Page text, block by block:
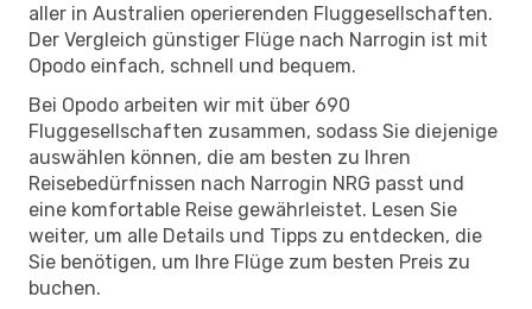
aller in Australien operierenden Fluggesellschaften.
Der Vergleich günstiger Flüge nach Narrogin ist mit
Opodo einfach, schnell und bequem.
Bei Opodo arbeiten wir mit über 690
Fluggesellschaften zusammen, sodass Sie diejenige
auswählen können, die am besten zu Ihren
Reisebedürfnissen nach Narrogin NRG passt und
eine komfortable Reise gewährleistet. Lesen Sie
weiter, um alle Details und Tipps zu entdecken, die
Sie benötigen, um Ihre Flüge zum besten Preis zu
buchen.